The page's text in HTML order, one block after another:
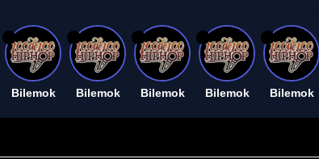
Bilemok Bilemok Bilemok Bilemok Bilemok